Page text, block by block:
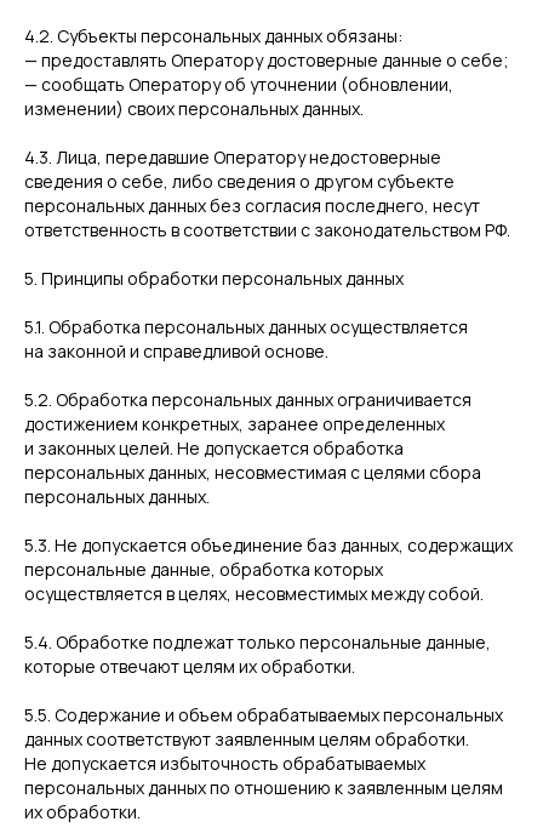
4.2. Субъекты персональных данных обязаны:
— предоставлять Оператору достоверные данные о себе;
— сообщать Оператору об уточнении (обновлении,
изменении) своих персональных данных.
4.3. Лица, передавшие Оператору недостоверные
сведения о себе, либо сведения о другом субъекте
персональных данных без согласия последнего, несут
ответственность в соответствии с законодательством РФ.
5. Принципы обработки персональных данных
5.1. Обработка персональных данных осуществляется
на законной и справедливой основе.
5.2. Обработка персональных данных ограничивается
достижением конкретных, заранее определенных
и законных целей. Не допускается обработка
персональных данных, несовместимая с целями сбора
персональных данных.
5.3. Не допускается объединение баз данных, содержащих
персональные данные, обработка которых
осуществляется в целях, несовместимых между собой.
5.4. Обработке подлежат только персональные данные,
которые отвечают целям их обработки.
5.5. Содержание и объем обрабатываемых персональных
данных соответствуют заявленным целям обработки.
Не допускается избыточность обрабатываемых
персональных данных по отношению к заявленным целям
их обработки.